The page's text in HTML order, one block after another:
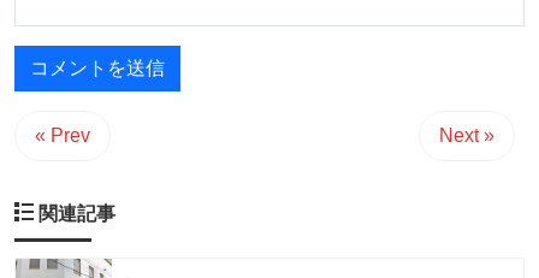
« Prev Next »
関連記事